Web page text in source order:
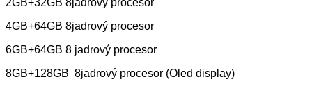
2GB+32GB 8jadrový procesor
4GB+64GB 8jadrový procesor
6GB+64GB 8 jadrový procesor
8GB+128GB 8jadrový procesor (Oled display)